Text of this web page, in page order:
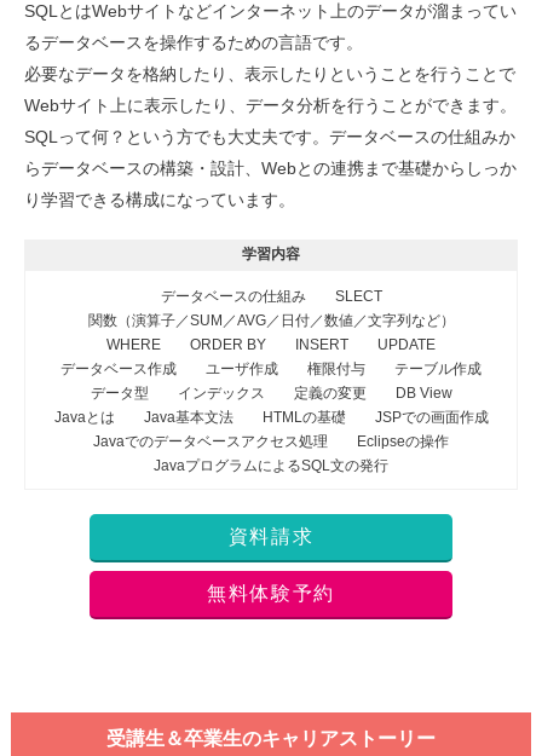
SQLとはWebサイトなどインターネット上のデータが溜まってい
るデータベースを操作するための言語です。
必要なデータを格納したり、表示したりということを行うことで
Webサイト上に表示したり、データ分析を行うことができます。
SQLって何？という方でも大丈夫です。データベースの仕組みか
らデータベースの構築・設計、Webとの連携まで基礎からしっか
り学習できる構成になっています。
学習内容
データベースの仕組み
SLECT
関数（演算子／SUM／AVG／日付／数値／文字列など）
WHERE
ORDER BY INSERT
UPDATE
データベース作成
ユーザ作成 権限付与
テーブル作成
データ型
インデックス 定義の変更
DB View
Javaとは
Java基本文法 HTMLの基礎
JSPでの画面作成
Javaでのデータベースアクセス処理
Eclipseの操作
JavaプログラムによるSQL文の発行
資料請求
無料体験予約
受講生＆卒業生のキャリアストーリー